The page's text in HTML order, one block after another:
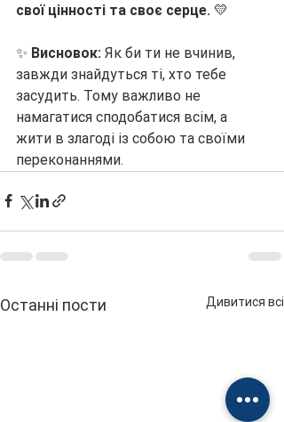
свої цінності та своє серце. 💛
✨ Висновок: Як би ти не вчинив,
завжди знайдуться ті, хто тебе
засудить. Тому важливо не
намагатися сподобатися всім, а
жити в злагоді із собою та своїми
переконаннями.
Останні пости Дивитися всі